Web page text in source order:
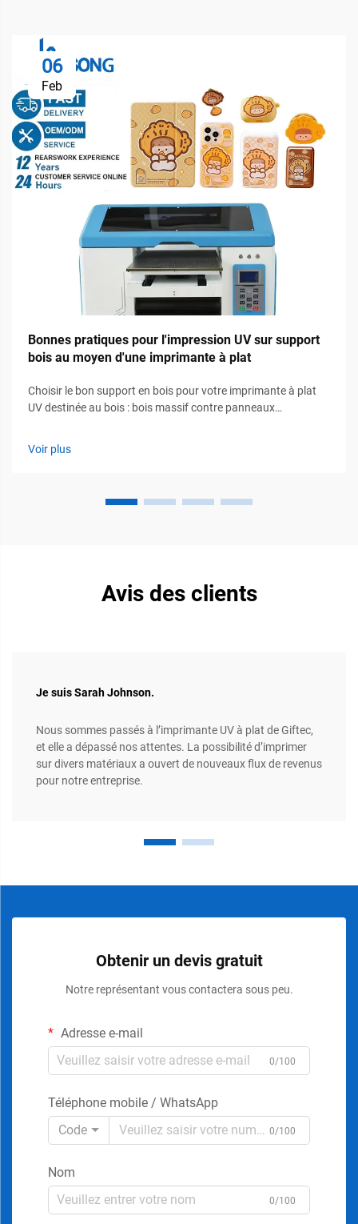
06
Feb
Bonnes pratiques pour l'impression UV sur support
bois au moyen d'une imprimante à plat
Choisir le bon support en bois pour votre imprimante à plat
UV destinée au bois : bois massif contre panneaux
offrent une excellente durabilité ainsi qu’un attrait visuel
Voir plus
Avis des clients
Je suis Sarah Johnson.
Nous sommes passés à l’imprimante UV à plat de Giftec,
et elle a dépassé nos attentes. La possibilité d’imprimer
sur divers matériaux a ouvert de nouveaux flux de revenus
pour notre entreprise.
Obtenir un devis gratuit
Notre représentant vous contactera sous peu.
Adresse e-mail
0/100
Téléphone mobile / WhatsApp
Code
0/100
Nom
0/100